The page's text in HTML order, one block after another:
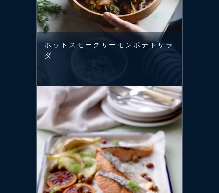
ホットスモークサーモンポテトサラ
ダ